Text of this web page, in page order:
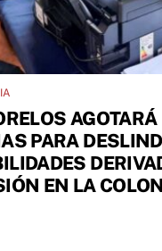
AGOTARÁ
PARA
EN LA